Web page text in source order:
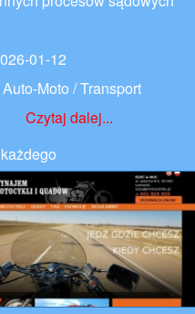
01-12
Moto / Transport
Czytaj dalej...